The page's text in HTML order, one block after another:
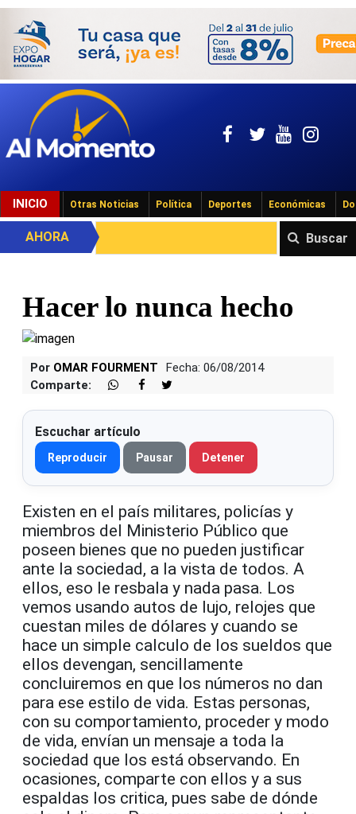
INICIO Otras Noticias Política Deportes Económicas
Buscar
AHORA
Hacer lo nunca hecho
Por OMAR FOURMENT
Fecha: 06/08/2014
Comparte:
Escuchar artículo
Reproducir Pausar Detener
Existen en el país militares, policías y
miembros del Ministerio Público que
poseen bienes que no pueden justificar
ante la sociedad, a la vista de todos. A
ellos, eso le resbala y nada pasa. Los
vemos usando autos de lujo, relojes que
cuestan miles de dólares y cuando se
hace un simple calculo de los sueldos que
ellos devengan, sencillamente
concluiremos en que los números no dan
para ese estilo de vida. Estas personas,
con su comportamiento, proceder y modo
de vida, envían un mensaje a toda la
sociedad que los está observando. En
ocasiones, comparte con ellos y a sus
espaldas los critica, pues sabe de dónde